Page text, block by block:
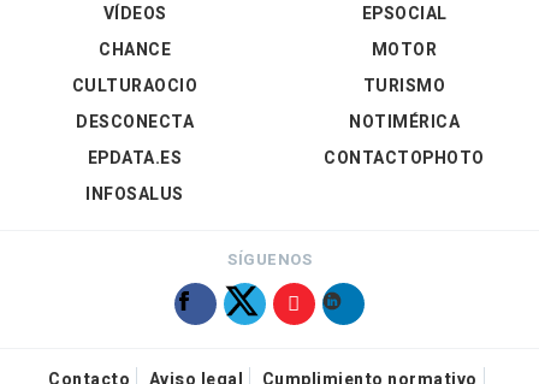
VÍDEOS
EPSOCIAL
CHANCE
CULTURAOCIO
DESCONECTA
EPDATA.ES
INFOSALUS
MOTOR
TURISMO
NOTIMÉRICA
CONTACTOPHOTO
SÍGUENOS